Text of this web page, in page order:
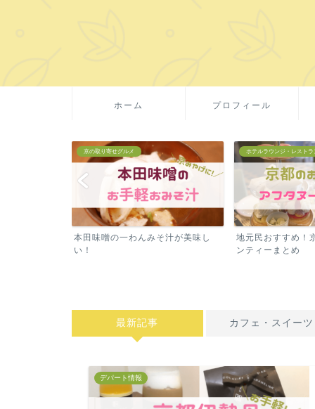
ホーム プロフィール
ホテルラウンジ・レストラン
地元民おすすめ！京都のアフタヌー
ンティーまとめ
京の取り寄せグルメ
京都・吉祥菓寮の
産に！賞味期限が
最新記事 カフェ・スイーツ
デパート情報